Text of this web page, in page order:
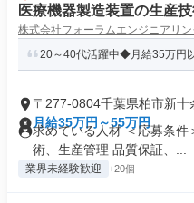
医療機器製造装置の生産
株式会社フォーラムエンジニアリ
20～40代活躍中◆月給35万円
〒277-0804千葉県柏市新十
月給35万円～55万円
求めている人材 ＜応募条
術、生産管理 品質保証、...
業界未経験歓迎 +20個